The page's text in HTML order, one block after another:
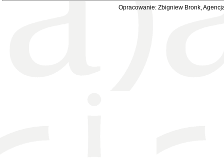
Opracowanie: Zbigniew Bronk,